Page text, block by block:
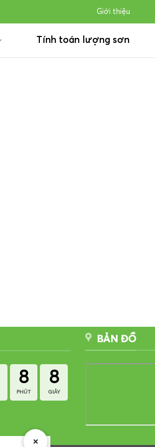
Giới thiệu
Tính toán lượng sơn
8
PHÚT
8
GIÂY
BẢN ĐỒ
×